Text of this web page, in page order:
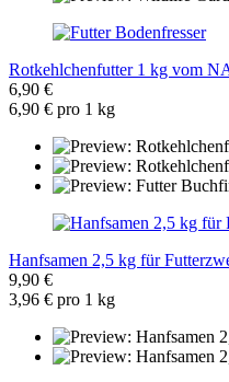
Rotkehlchenfutter 1 kg vom
6,90 €
6,90 € pro 1 kg
Hanfsamen 2,5 kg für
9,90 €
3,96 € pro 1 kg